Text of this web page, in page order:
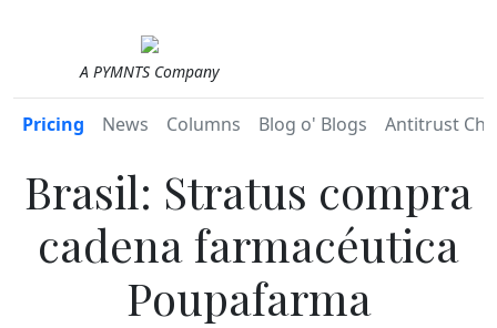
A PYMNTS Company
Pricing News Columns Blog o' Blogs Antitrust
Brasil: Stratus compra
cadena farmacéutica
Poupafarma